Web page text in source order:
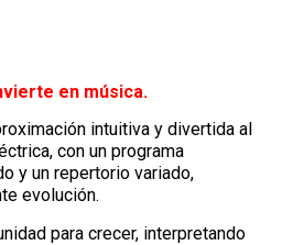
en música.
intuitiva y divertida al
con un programa
y un repertorio variado,
evolución.
para crecer, interpretando